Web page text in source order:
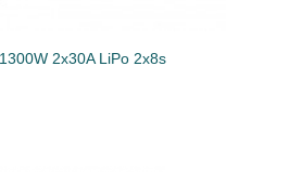
2x30A LiPo 2x8s